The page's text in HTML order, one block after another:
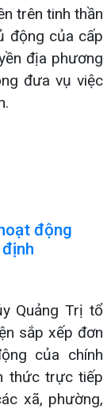
trên tinh thần
động của cấp
địa phương
đưa vụ việc
động
Quảng Trị tổ
sắp xếp đơn
của chính
thức trực tiếp
xã, phường,